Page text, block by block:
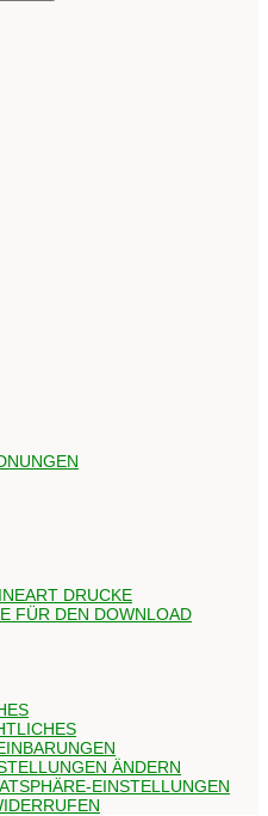
DRUCKE
FÜR DEN DOWNLOAD
ÄNDERN
EINSTELLUNGEN